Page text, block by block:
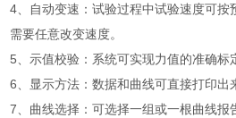
4、自动变速：试验过程中试验速度可按
需要任意改变速度。
5、示值校验：系统可实现力值的准确标
6、显示方法：数据和曲线可直接打印出
7、曲线选择：可选择一组或一根曲线报